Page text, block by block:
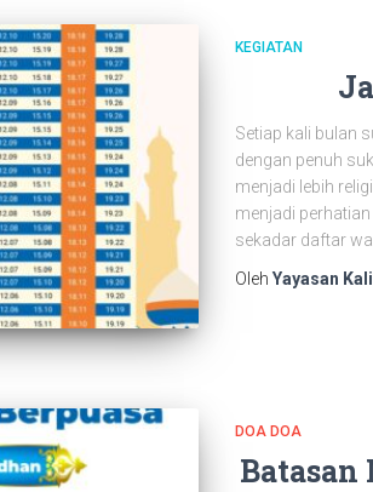
KEGIATAN
Setiap kali bulan
dengan penuh
menjadi lebih
menjadi
sekadar daftar
Oleh Yayasan
DOA DOA
Batasan